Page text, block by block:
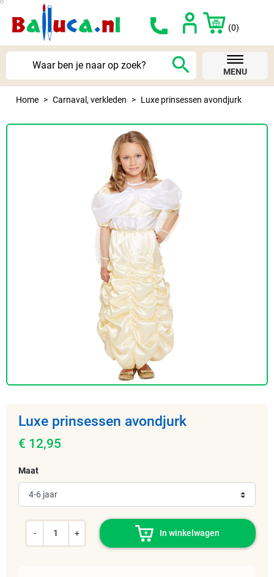
(0)
search MENU
Home Carnaval, verkleden Luxe prinsessen avondjurk
Luxe prinsessen avondjurk
€ 12,95
Maat
- + In winkelwagen